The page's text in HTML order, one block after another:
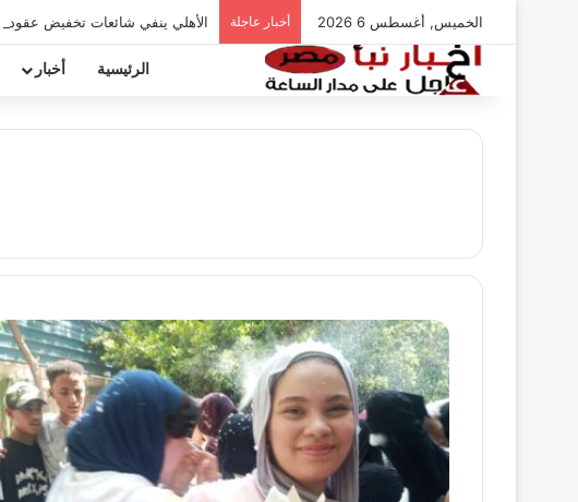
الخميس, أغسطس 6 2026 أخبار عاجلة الأهلي ينفي شائعات تخفيض عقود
الرئيسية أخبار